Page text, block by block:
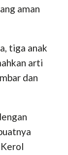
aman
tiga anak
arti
dan